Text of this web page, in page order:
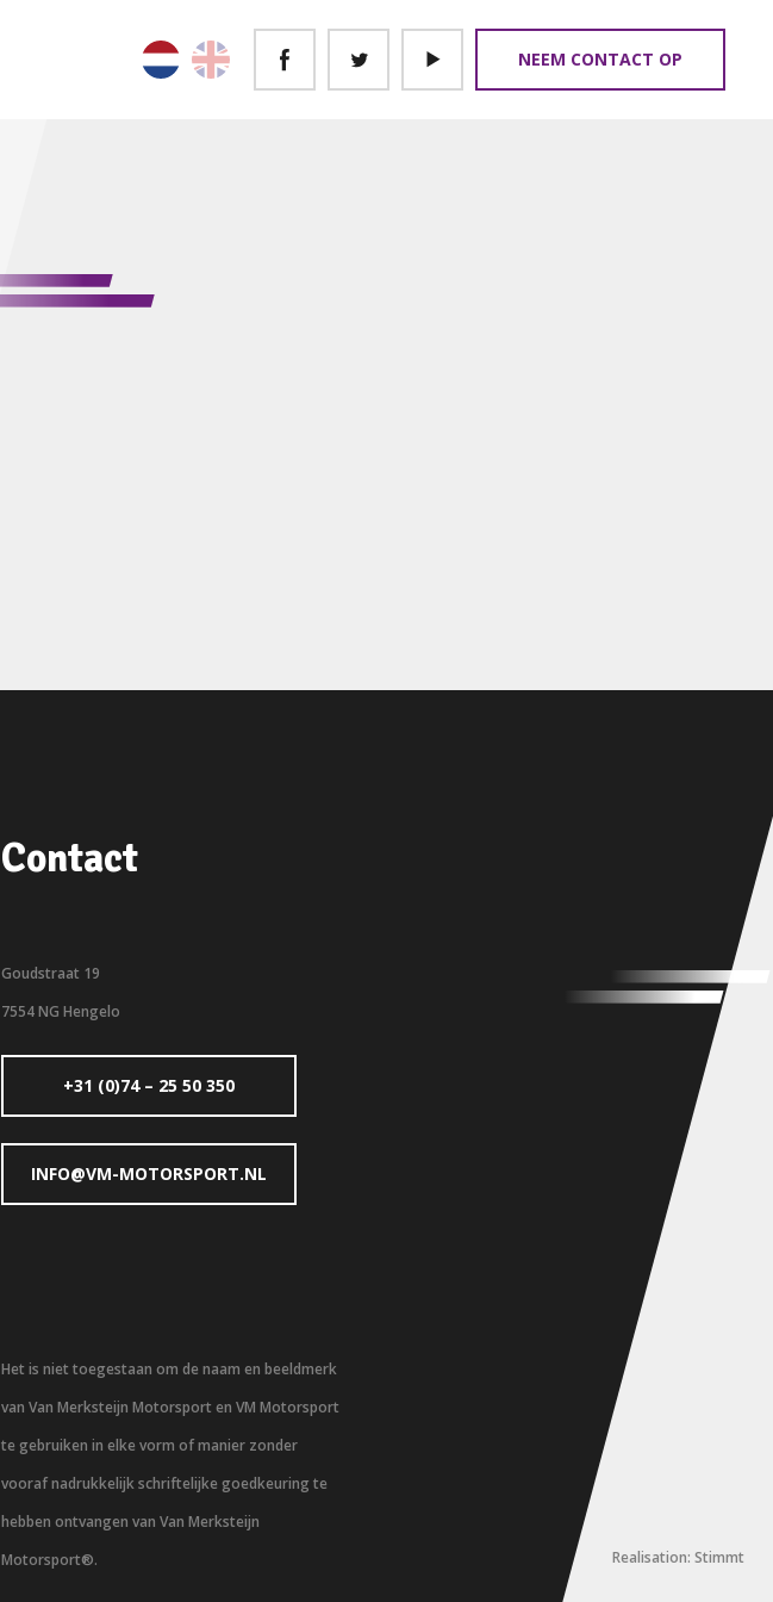
NEEM CONTACT OP
Contact
Goudstraat 19
7554 NG Hengelo
+31 (0)74 – 25 50 350
INFO@VM-MOTORSPORT.NL
Het is niet toegestaan om de naam en beeldmerk
van Van Merksteijn Motorsport en VM Motorsport
te gebruiken in elke vorm of manier zonder
vooraf nadrukkelijk schriftelijke goedkeuring te
hebben ontvangen van Van Merksteijn
Motorsport®.
Realisation: Stimmt